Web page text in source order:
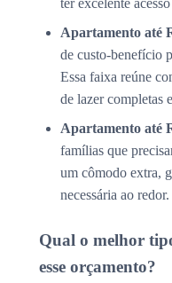
ter excelente
Apartamento até
de custo-benefício
Essa faixa reúne
de lazer completas
Apartamento até
famílias que
um cômodo extra,
necessária ao redor.
Qual o melhor
esse orçamento?